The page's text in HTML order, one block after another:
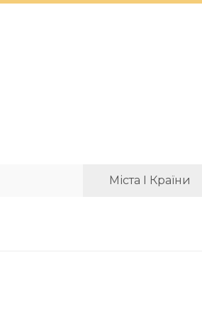
Міста І Країни